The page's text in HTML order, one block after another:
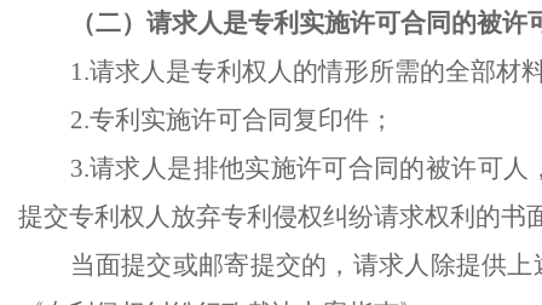
（二）请求人是专利实施许可合同的被许
1.请求人是专利权人的情形所需的全部材
2.专利实施许可合同复印件；
3.请求人是排他实施许可合同的被许可
提交专利权人放弃专利侵权纠纷请求权利的书
当面提交或邮寄提交的，请求人除提供